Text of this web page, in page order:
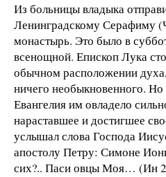
Из больницы владыка
Ленинградскому Серафиму
монастырь. Это было в
всенощной. Епископ Лука
обычном расположении
ничего необыкновенного.
Евангелия им овладело
нараставшее и достигшее
услышал слова Господа
апостолу Петру: Симоне
сих?.. Паси овцы Моя… (Ин